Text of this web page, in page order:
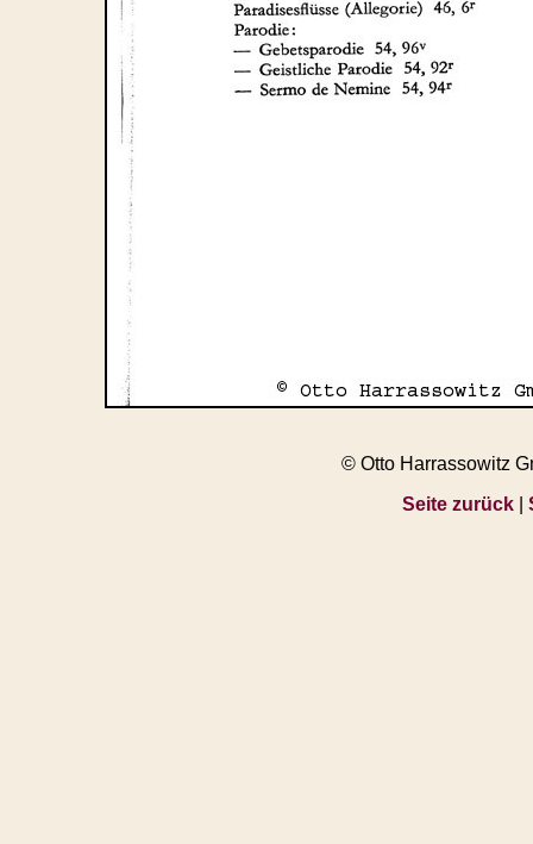
© Otto Harrassowitz
Seite zurück|